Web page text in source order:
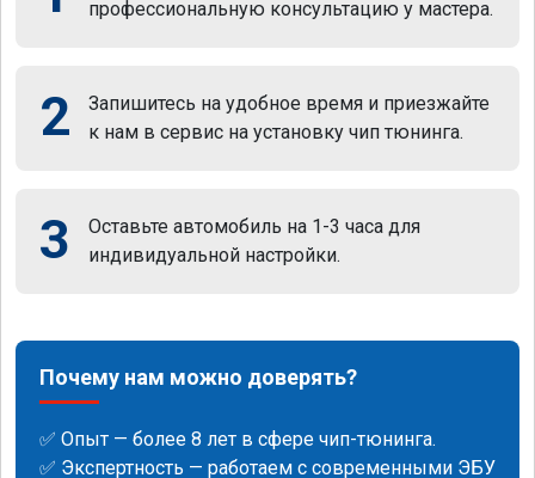
профессиональную консультацию у мастера.
2
Запишитесь на удобное время и приезжайте
к нам в сервис на установку чип тюнинга.
3
Оставьте автомобиль на 1-3 часа для
индивидуальной настройки.
Почему нам можно доверять?
✅ Опыт — более 8 лет в сфере чип-тюнинга.
✅ Экспертность — работаем с современными ЭБУ